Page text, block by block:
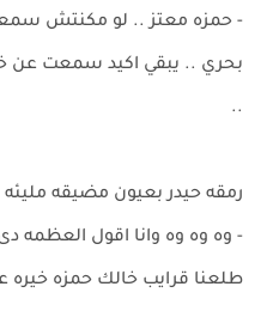
- حمزه معتز .. لو مكنتش
بحري .. يبقي اكيد سمعت عن
..
رمقه حيدر بعيون مضيقه مليئه
- وه وه وه وانا اقول العظمه
طلعنا قرايب خالك حمزه خيره